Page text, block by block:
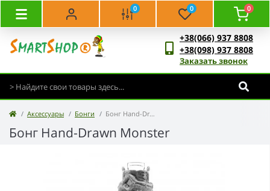
0 0 0
+38(066) 937 8808
+38(098) 937 8808
Заказать звонок
Аксессуары Бонги Бонг Hand-Drawn Monster
Бонг Hand-Drawn Monster